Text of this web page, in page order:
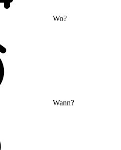
Wo?
Wann?